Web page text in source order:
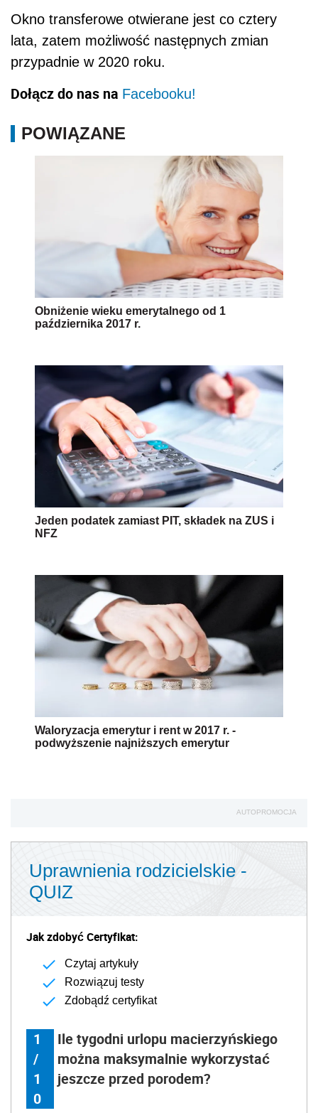
Okno transferowe otwierane jest co cztery
lata, zatem możliwość następnych zmian
przypadnie w 2020 roku.
Dołącz do nas na Facebooku!
POWIĄZANE
Obniżenie wieku emerytalnego od 1
października 2017 r.
Jeden podatek zamiast PIT, składek na ZUS i
NFZ
Waloryzacja emerytur i rent w 2017 r. -
podwyższenie najniższych emerytur
AUTOPROMOCJA
Uprawnienia rodzicielskie -
QUIZ
Jak zdobyć Certyfikat:
Czytaj artykuły
Rozwiązuj testy
Zdobądź certyfikat
1
/
1
0
Ile tygodni urlopu macierzyńskiego
można maksymalnie wykorzystać
jeszcze przed porodem?